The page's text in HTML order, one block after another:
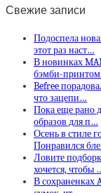
Свежие записи
Подоспела
этот раз наст…
В новинках
бэмби-
Befree
что зацепи…
Пока еще рано
образов для п…
Осень в стиле
Понравился
Ловите
хочется, чтобы
В сохраненках